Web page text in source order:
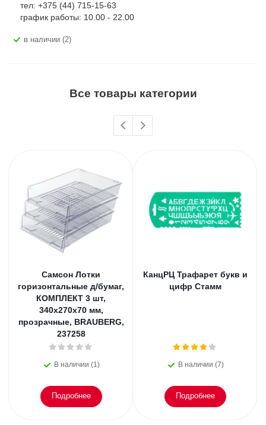
тел: +375 (44) 715-15-63
график работы: 10.00 - 22.00
В наличии (2)
Все товары категории
Самсон Лотки
горизонтальные д/бумаг,
КОМПЛЕКТ 3 шт,
340х270х70 мм,
прозрачные, BRAUBERG,
237258
В наличии (1)
Подробнее
КанцРЦ Трафарет букв и
цифр Стамм
В наличии (7)
Подробнее